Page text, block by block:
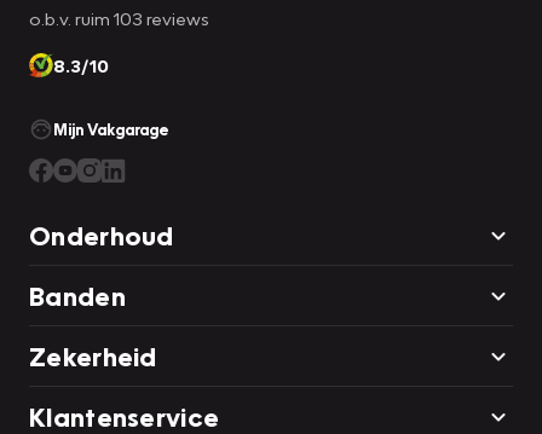
o.b.v. ruim 103 reviews
8.3/10
Mijn Vakgarage
Onderhoud
Banden
Zekerheid
Klantenservice